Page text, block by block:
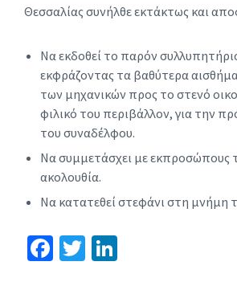
Θεσσαλίας συνήλθε εκτάκτως και
Να εκδοθεί το παρόν
εκφράζοντας τα βαθύτερα
των μηχανικών προς το στενό
φιλικό του περιβάλλον, για την
του συναδέλφου.
Να συμμετάσχει με εκπροσώπους
ακολουθία.
Να κατατεθεί στεφάνι στη μνήμη
Fa T